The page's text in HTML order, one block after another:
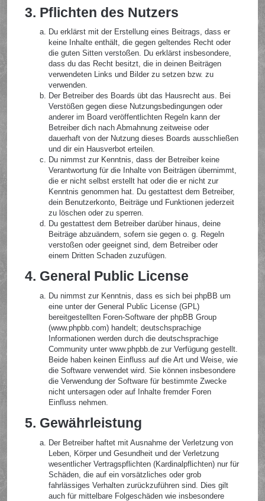
3. Pflichten des Nutzers
Du erklärst mit der Erstellung eines Beitrags, dass er
keine Inhalte enthält, die gegen geltendes Recht oder
die guten Sitten verstoßen. Du erklärst insbesondere,
dass du das Recht besitzt, die in deinen Beiträgen
verwendeten Links und Bilder zu setzen bzw. zu
verwenden.
Der Betreiber des Boards übt das Hausrecht aus. Bei
Verstößen gegen diese Nutzungsbedingungen oder
anderer im Board veröffentlichten Regeln kann der
Betreiber dich nach Abmahnung zeitweise oder
dauerhaft von der Nutzung dieses Boards ausschließen
und dir ein Hausverbot erteilen.
Du nimmst zur Kenntnis, dass der Betreiber keine
Verantwortung für die Inhalte von Beiträgen übernimmt,
die er nicht selbst erstellt hat oder die er nicht zur
Kenntnis genommen hat. Du gestattest dem Betreiber,
dein Benutzerkonto, Beiträge und Funktionen jederzeit
zu löschen oder zu sperren.
Du gestattest dem Betreiber darüber hinaus, deine
Beiträge abzuändern, sofern sie gegen o. g. Regeln
verstoßen oder geeignet sind, dem Betreiber oder
einem Dritten Schaden zuzufügen.
4. General Public License
Du nimmst zur Kenntnis, dass es sich bei phpBB um
eine unter der General Public License (GPL)
bereitgestellten Foren-Software der phpBB Group
(www.phpbb.com) handelt; deutschsprachige
Informationen werden durch die deutschsprachige
Community unter www.phpbb.de zur Verfügung gestellt.
Beide haben keinen Einfluss auf die Art und Weise, wie
die Software verwendet wird. Sie können insbesondere
die Verwendung der Software für bestimmte Zwecke
nicht untersagen oder auf Inhalte fremder Foren
Einfluss nehmen.
5. Gewährleistung
Der Betreiber haftet mit Ausnahme der Verletzung von
Leben, Körper und Gesundheit und der Verletzung
wesentlicher Vertragspflichten (Kardinalpflichten) nur für
Schäden, die auf ein vorsätzliches oder grob
fahrlässiges Verhalten zurückzuführen sind. Dies gilt
auch für mittelbare Folgeschäden wie insbesondere